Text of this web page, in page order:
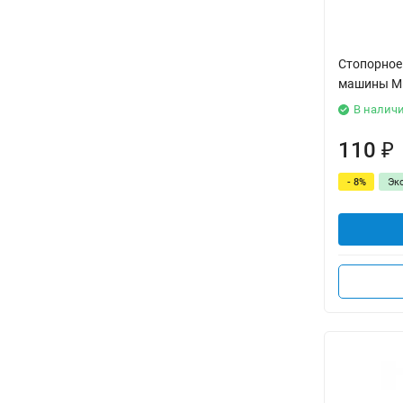
машины
В
110 ₽
- 8%